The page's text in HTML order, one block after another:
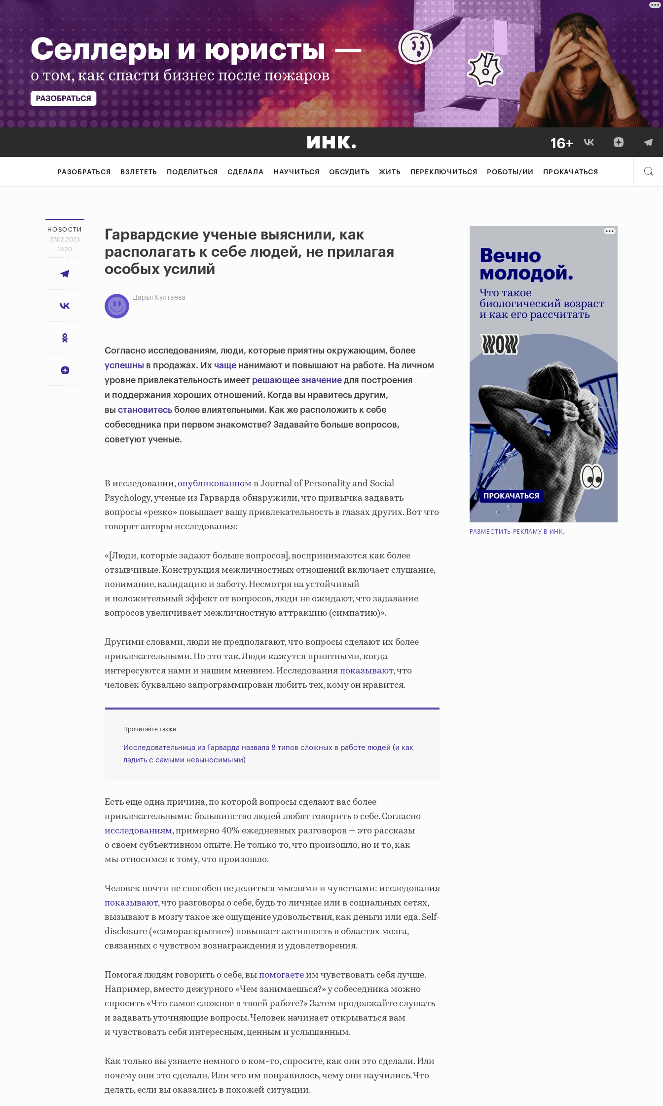
РАЗОБРАТЬСЯ ВЗЛЕТЕТЬ ПОДЕЛИТЬСЯ СДЕЛАЛА НАУЧИТЬСЯ ОБСУДИТЬ ЖИТЬ ПЕРЕКЛЮЧИТЬСЯ РОБОТЫ/ИИ ПРОКАЧАТЬСЯ
НОВОСТИ
27.02.2023
17:20
Гарвардские ученые выяснили, как
располагать к себе людей, не прилагая
особых усилий
Дарья Култаева
Согласно исследованиям, люди, которые приятны окружающим, более
успешны в продажах. Их чаще нанимают и повышают на работе. На личном
уровне привлекательность имеет решающее значение для построения
и поддержания хороших отношений. Когда вы нравитесь другим,
вы становитесь более влиятельными. Как же расположить к себе
собеседника при первом знакомстве? Задавайте больше вопросов,
советуют ученые.
В исследовании,опубликованномв Journal of Personality and Social
Psychology, ученые из Гарварда обнаружили, что привычка задавать
вопросы «резко» повышает вашу привлекательность в глазах других. Вот что
говорят авторы исследования:
«[Люди, которые задают больше вопросов], воспринимаются как более
отзывчивые. Конструкция межличностных отношений включает слушание,
понимание, валидацию и заботу. Несмотря на устойчивый
и положительный эффект от вопросов, люди не ожидают, что задавание
вопросов увеличивает межличностную аттракцию (симпатию)».
Другими словами, люди не предполагают, что вопросы сделают их более
привлекательными. Но это так. Люди кажутся приятными, когда
интересуются нами и нашим мнением. Исследованияпоказывают, что
человек буквально запрограммирован любить тех, кому он нравится.
Прочитайте также
Исследовательница из Гарварда назвала 8 типов сложных в работе людей (и как
ладить с самыми невыносимыми)
Есть еще одна причина, по которой вопросы сделают вас более
привлекательными: большинство людей любят говорить о себе. Согласно
исследованиям, примерно 40% ежедневных разговоров — это рассказы
о своем субъективном опыте. Не только то, что произошло, но и то, как
мы относимся к тому, что произошло.
Человек почти не способен не делиться мыслями и чувствами: исследования
показывают, что разговоры о себе, будь то личные или в социальных сетях,
вызывают в мозгу такое же ощущение удовольствия, как деньги или еда. Self-
disclosure («самораскрытие») повышает активность в областях мозга,
связанных с чувством вознаграждения и удовлетворения.
Помогая людям говорить о себе, выпомогаетеим чувствовать себя лучше.
Например, вместо дежурного «Чем занимаешься?» у собеседника можно
спросить «Что самое сложное в твоей работе?» Затем продолжайте слушать
и задавать уточняющие вопросы. Человек начинает открываться вам
и чувствовать себя интересным, ценным и услышанным.
Как только вы узнаете немного о ком-то, спросите, как они это сделали. Или
почему они это сделали. Или что им понравилось, чему они научились. Что
делать, если вы оказались в похожей ситуации.
РАЗМЕСТИТЬ РЕКЛАМУ В ИНК.